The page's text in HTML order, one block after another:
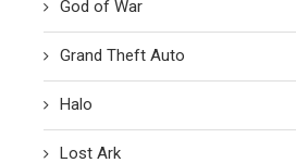
God of War
Grand Theft Auto
Halo
Lost Ark